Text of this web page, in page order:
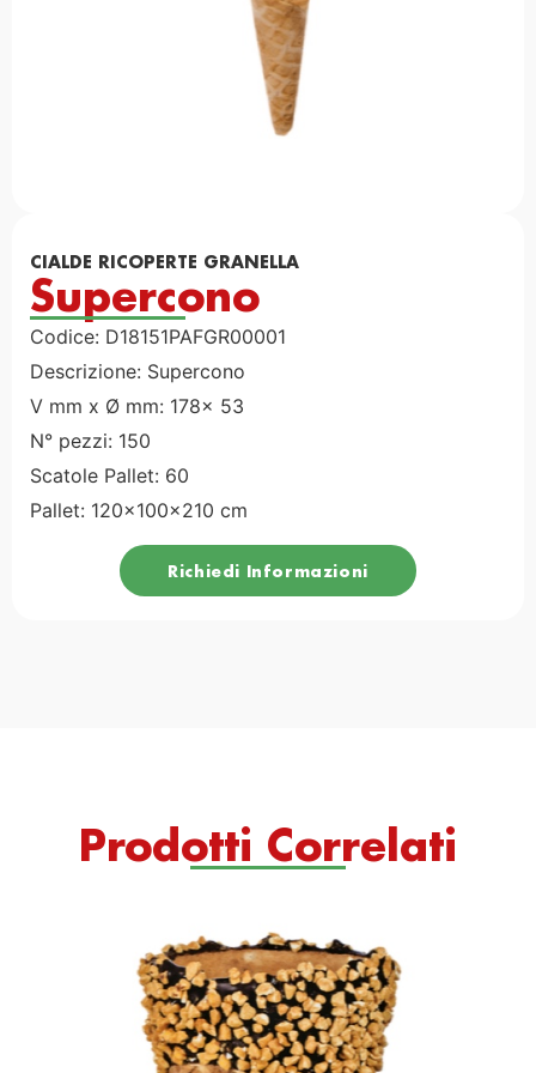
CIALDE RICOPERTE GRANELLA
Supercono
Codice: D18151PAFGR00001
Descrizione: Supercono
V mm x Ø mm: 178x 53
N° pezzi: 150
Scatole Pallet: 60
Pallet: 120x100x210 cm
Richiedi Informazioni
Prodotti Correlati